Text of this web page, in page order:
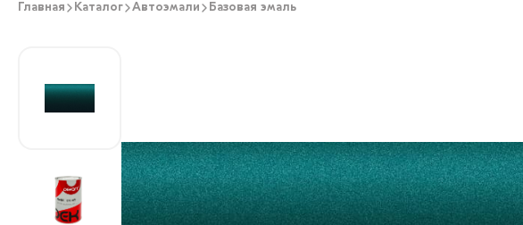
Главная Каталог Автоэмали Базовая эмаль